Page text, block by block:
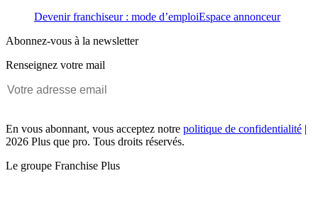
Devenir franchiseur : mode d’emploiEspace annonceur
Abonnez-vous à la newsletter
Renseignez votre mail
En vous abonnant, vous acceptez notre politique de confidentialité |
2026 Plus que pro. Tous droits réservés.
Le groupe Franchise Plus